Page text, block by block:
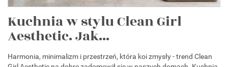
Kuchnia w stylu Clean Girl
Aesthetic. Jak...
Harmonia, minimalizm i przestrzeń, która koi zmysły - trend Clean